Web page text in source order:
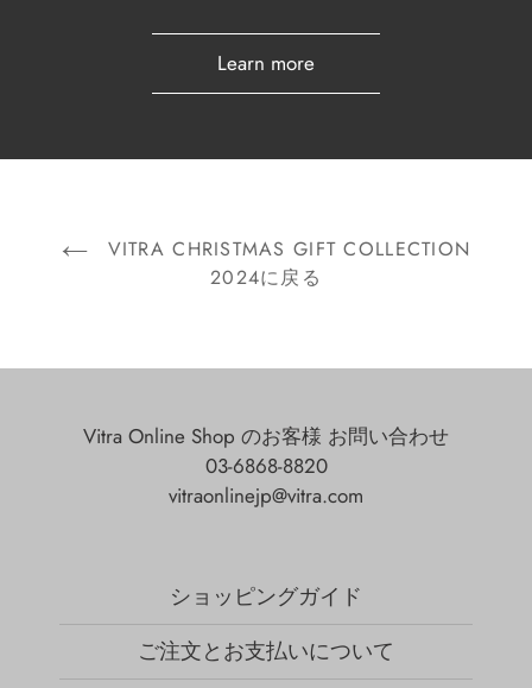
Learn more
VITRA CHRISTMAS GIFT COLLECTION
2024に戻る
Vitra Online Shop のお客様 お問い合わせ
03-6868-8820
vitraonlinejp@vitra.com
ショッピングガイド
ご注文とお支払いについて